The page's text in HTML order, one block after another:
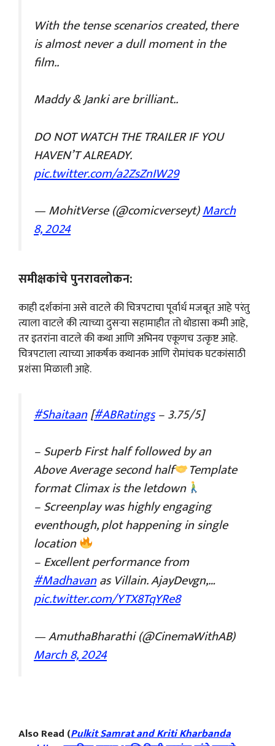
With the tense scenarios created, there
is almost never a dull moment in the
film..
Maddy & Janki are brilliant..
DO NOT WATCH THE TRAILER IF YOU
HAVEN’T ALREADY.
pic.twitter.com/a2ZsZnIW29
— MohitVerse (@comicverseyt)March
8, 2024
समीक्षकांचे पुनरावलोकन:
काही दर्शकांना असे वाटले की चित्रपटाचा पूर्वार्ध मजबूत आहे परंतु
त्याला वाटले की त्याच्या दुसऱ्या सहामाहीत तो थोडासा कमी आहे,
तर इतरांना वाटले की कथा आणि अभिनय एकूणच उत्कृष्ट आहे.
चित्रपटाला त्याच्या आकर्षक कथानक आणि रोमांचक घटकांसाठी
प्रशंसा मिळाली आहे.
#Shaitaan[#ABRatings– 3.75/5]
– Superb First half followed by an
Above Average second half
Template
format Climax is the letdown
– Screenplay was highly engaging
eventhough, plot happening in single
location
– Excellent performance from
#Madhavanas Villain. AjayDevgn,…
pic.twitter.com/YTX8TqYRe8
— AmuthaBharathi (@CinemaWithAB)
March 8, 2024
Also Read (Pulkit Samrat and Kriti Kharbanda